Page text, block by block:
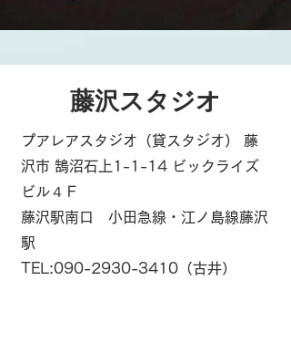
藤沢スタジオ
プアレアスタジオ（貸スタジオ） 藤
沢市 鵠沼石上1-1-14 ビックライズ
ビル４Ｆ
藤沢駅南口 小田急線・江ノ島線藤沢
駅
TEL:090-2930-3410（古井）